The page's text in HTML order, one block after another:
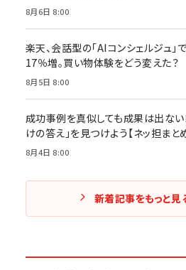
8月6日 8:00
楽天、会話型の「AIコンシェルジュ」
17％増。買い物体験をどう変えた？
8月5日 8:00
成功事例を真似しても成果は出ない
けの答え」を見つけよう【ネッ担まと
8月4日 8:00
新着記事をもっと見